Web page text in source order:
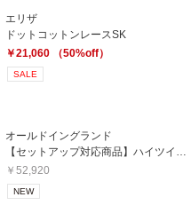
エリザ
ドットコットンレースSK
￥21,060 （50%off）
SALE
オールドイングランド
￥52,920
NEW